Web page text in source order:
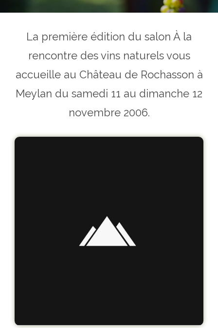
La première édition du salon À la
rencontre des vins naturels vous
accueille au Château de Rochasson à
Meylan du samedi 11 au dimanche 12
novembre 2006.